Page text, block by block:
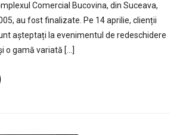
Comercial Bucovina, din Suceava,
au fost finalizate. Pe 14 aprilie, clienții
așteptați la evenimentul de redeschidere
o gamă variată […]